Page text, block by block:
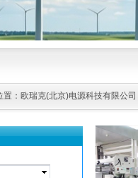
： 欧瑞克(北京)电源科技有限公司